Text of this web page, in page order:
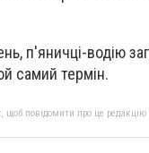
п'яничці-водію
самий термін.
щоб повідомити про це редакцію